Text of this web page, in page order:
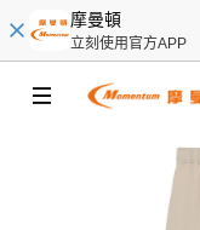
摩曼頓
立刻使用官方APP